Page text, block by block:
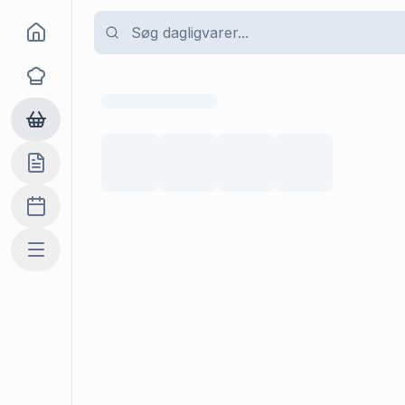
Goma
Opskrifter
Dagligvarer
Indkøbslisten
Madplan
Mere